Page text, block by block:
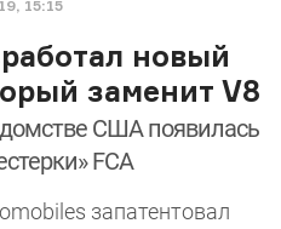
15:15
новый
заменит V8
США появилась
FCA
запатентовал